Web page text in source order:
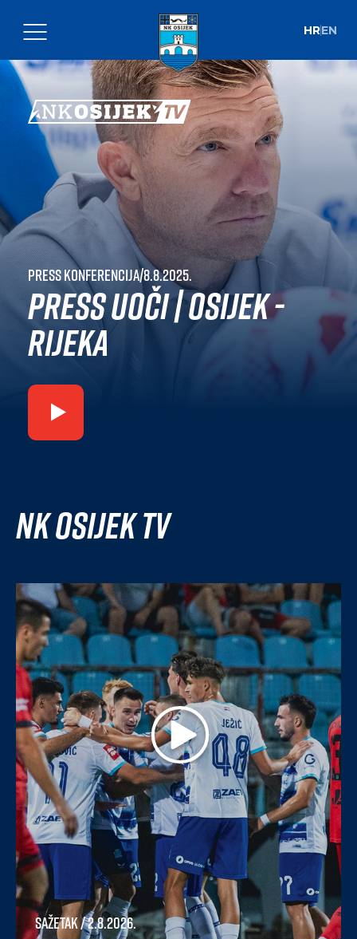
HREN
Press konferencija|8.8.2025.
Press uoči | Osijek -
Rijeka
NK Osijek TV
Sažetak/ 2.8.2026.